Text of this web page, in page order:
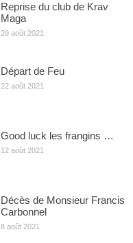
Reprise du club de Krav
Maga
29 août 2021
Départ de Feu
22 août 2021
Good luck les frangins …
12 août 2021
Décès de Monsieur Francis
Carbonnel
8 août 2021